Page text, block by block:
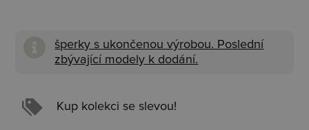
šperky s ukončenou výrobou. Poslední
zbývající modely k dodání.
Kup kolekci se slevou!